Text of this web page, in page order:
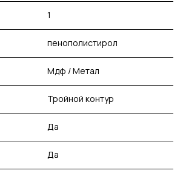
1
пенополистирол
Мдф / Метал
Тройной контур
Да
Да